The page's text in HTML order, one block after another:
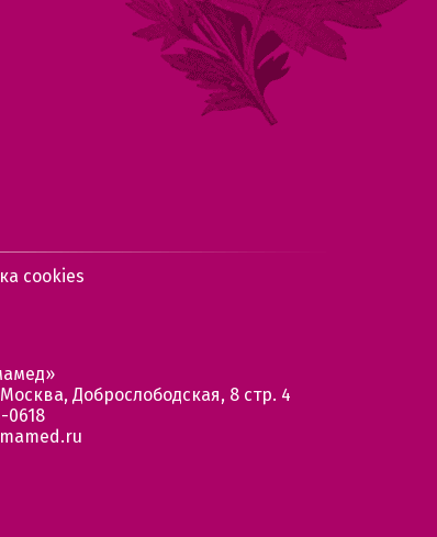
cookies
Москва, Доброслободская, 8 стр. 4
0618